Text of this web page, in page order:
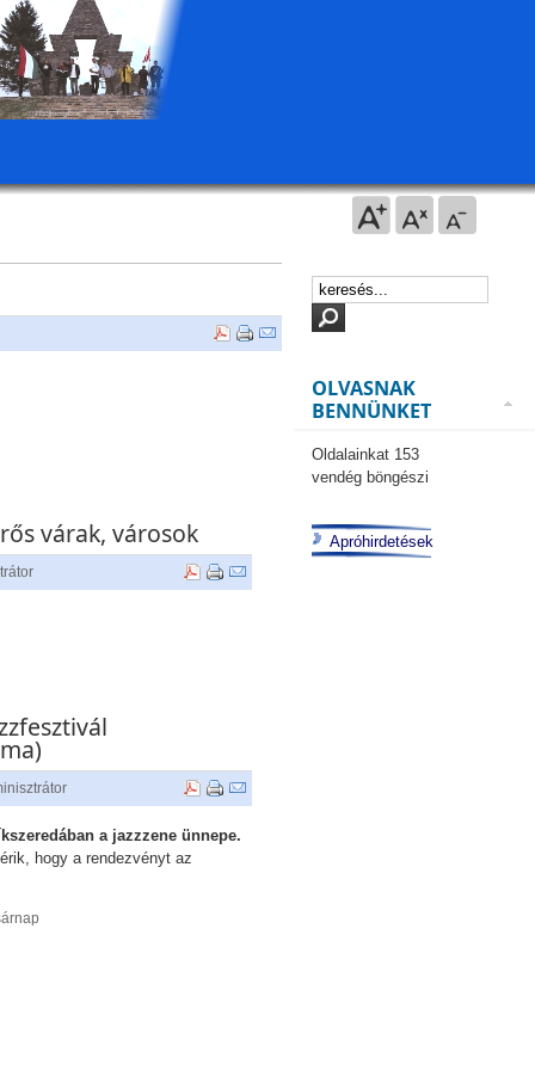
várak, városok
a jazzzene ünnepe.
hogy a rendezvényt az
OLVASNAK
BENNÜNKET
Oldalainkat 153
vendég böngészi
Apróhirdetések